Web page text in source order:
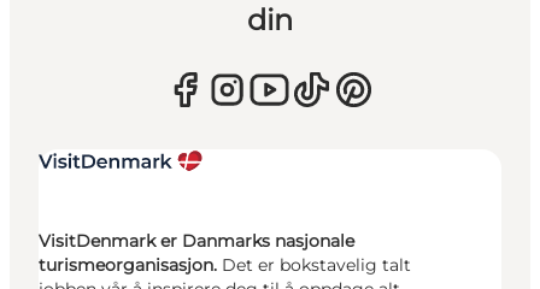
din
VisitDenmark er Danmarks nasjonale
turismeorganisasjon. Det er bokstavelig talt